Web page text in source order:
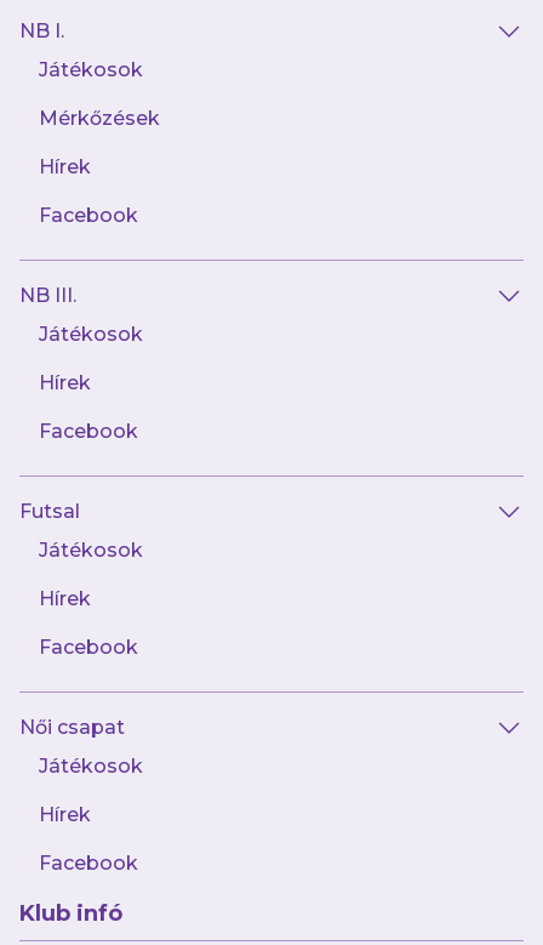
NB I.
Játékosok
Mérkőzések
Hírek
Facebook
NB III.
Játékosok
Hírek
Facebook
Futsal
Játékosok
Hírek
Facebook
Női csapat
Játékosok
Hírek
Facebook
Klub infó
AJÁNLÓ